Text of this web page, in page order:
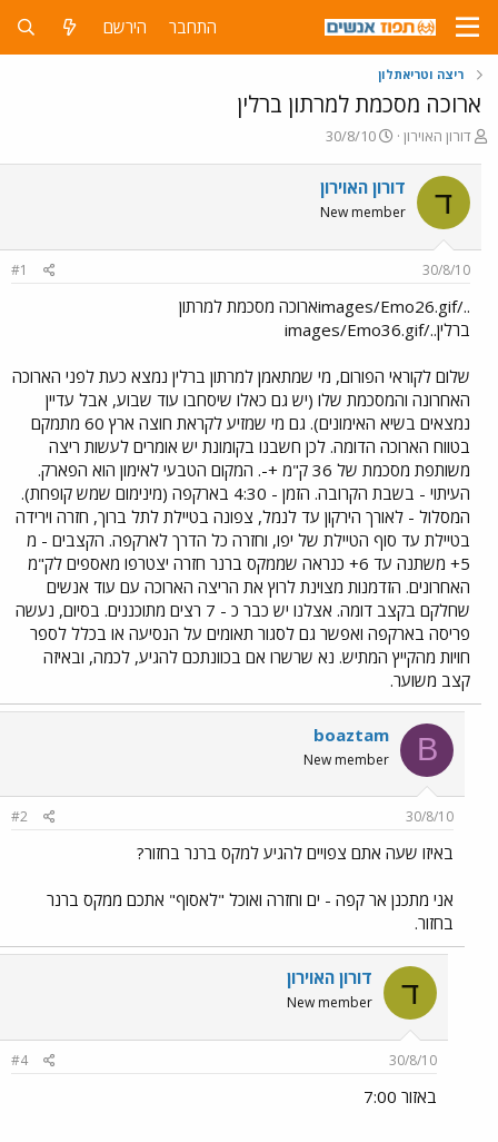
התחבר הירשם
ריצה וטריאתלון
ארוכה מסכמת למרתון ברלין
פ
ח
ה
ו
ש
דורון האוירון
פ
ס
ם
ת
י
ך
30/8/10
ד דורון האוירון
New member
30/8/10
#1
../images/Emo26.gifארוכה מסכמת למרתון
ברלין../images/Emo36.gif
שלום לקוראי הפורום, מי שמתאמן למרתון ברלין נמצא כעת לפני הארוכה
האחרונה והמסכמת שלו (יש גם כאלו שיסחבו עוד שבוע, אבל עדיין
נמצאים בשיא האימונים). גם מי שמזיע לקראת חוצה ארץ 60 מתמקם
בטווח הארוכה הדומה. לכן חשבנו בקומונת יש אומרים לעשות ריצה
משותפת מסכמת של 36 ק"מ +-. המקום הטבעי לאימון הוא הפארק.
העיתוי - בשבת הקרובה. הזמן - 4:30 בארקפה (מינימום שמש קופחת).
המסלול - לאורך הירקון עד לנמל, צפונה בטיילת לתל ברוך, חזרה וירידה
בטיילת עד סוף הטיילת של יפו, וחזרה כל הדרך לארקפה. הקצבים - מ
5+ משתנה עד 6+ כנראה שממקס ברנר חזרה יצטרפו מאספים לק"מ
האחרונים. הזדמנות מצוינת לרוץ את הריצה הארוכה עם עוד אנשים
שחלקם בקצב דומה. אצלנו יש כבר כ - 7 רצים מתוכננים. בסיום, נעשה
פריסה בארקפה ואפשר גם לסגור תאומים על הנסיעה או בכלל לספר
חויות מהקייץ המתיש. נא שרשרו אם בכוונתכם להגיע, לכמה, ובאיזה
קצב משוער.
B
boaztam
New member
30/8/10
#2
באיזו שעה אתם צפויים להגיע למקס ברנר בחזור?
אני מתכנן אר קפה - ים וחזרה ואוכל "לאסוף" אתכם ממקס ברנר
בחזור.
ד דורון האוירון
New member
30/8/10
#4
באזור 7:00